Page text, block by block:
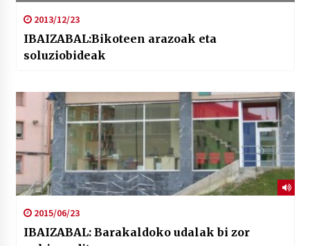
2013/12/23
IBAIZABAL:Bikoteen arazoak eta
soluziobideak
2015/06/23
IBAIZABAL: Barakaldoko udalak bi zor